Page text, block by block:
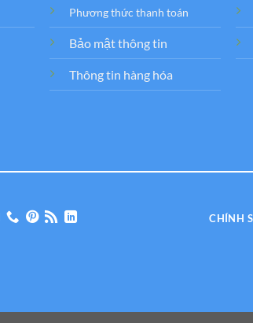
Phương thức thanh toán
Bảo mật thông tin
Thông tin hàng hóa
CHÍNH